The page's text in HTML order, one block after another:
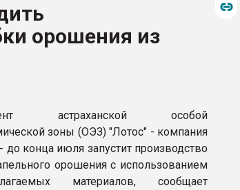
орошения из
астраханской особой
зоны (ОЭЗ) "Лотос" - компания
до конца июля запустит производство
орошения с использованием
материалов, сообщает